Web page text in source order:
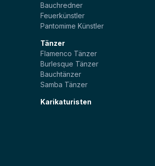
Bauchredner
Feuerkünstler
Pantomime Künstler
Tänzer
Flamenco Tänzer
Burlesque Tänzer
Bauchtänzer
Samba Tänzer
Karikaturisten